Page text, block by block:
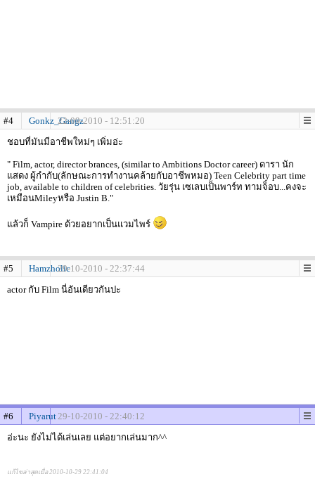
#4 Gonkz_Gangz22-09-2010 - 12:51:20
ชอบที่มันมีอาชีพใหม่ๆ เพิ่มอ่ะ
" Film, actor, director brances, (similar to Ambitions Doctor career) ดารา นัก
แสดง ผู้กำกับ(ลักษณะการทำงานคล้ายกับอาชีพหมอ) Teen Celebrity part time
job, available to children of celebrities. วัยรุ่น เซเลบเป็นพาร์ท ทามจ็อบ...คงจะ
เหมือนMileyหรือ Justin B."
แล้วก็ Vampire ด้วยอยากเป็นแวมไพร์
#5 Hamzholic29-10-2010 - 22:37:44
actor กับ Film นี่อันเดียวกันปะ
#6 Piyarut29-10-2010 - 22:40:12
อ่ะนะ ยังไม่ได้เล่นเลย แต่อยากเล่นมาก^^
แก้ไขล่าสุดเมื่อ 2010-10-29 22:41:04